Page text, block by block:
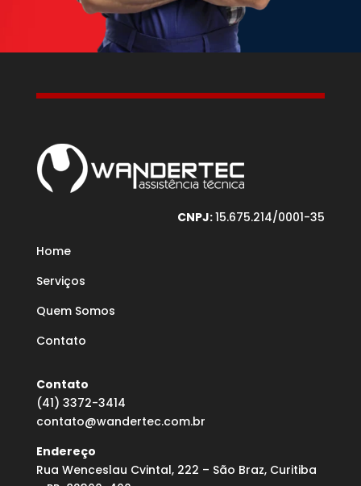
CNPJ:15.675.214/0001-35
Home
Serviços
Quem Somos
Contato
Contato
(41) 3372-3414
contato@wandertec.com.br
Endereço
Rua Wenceslau Cvintal, 222 – São Braz, Curitiba